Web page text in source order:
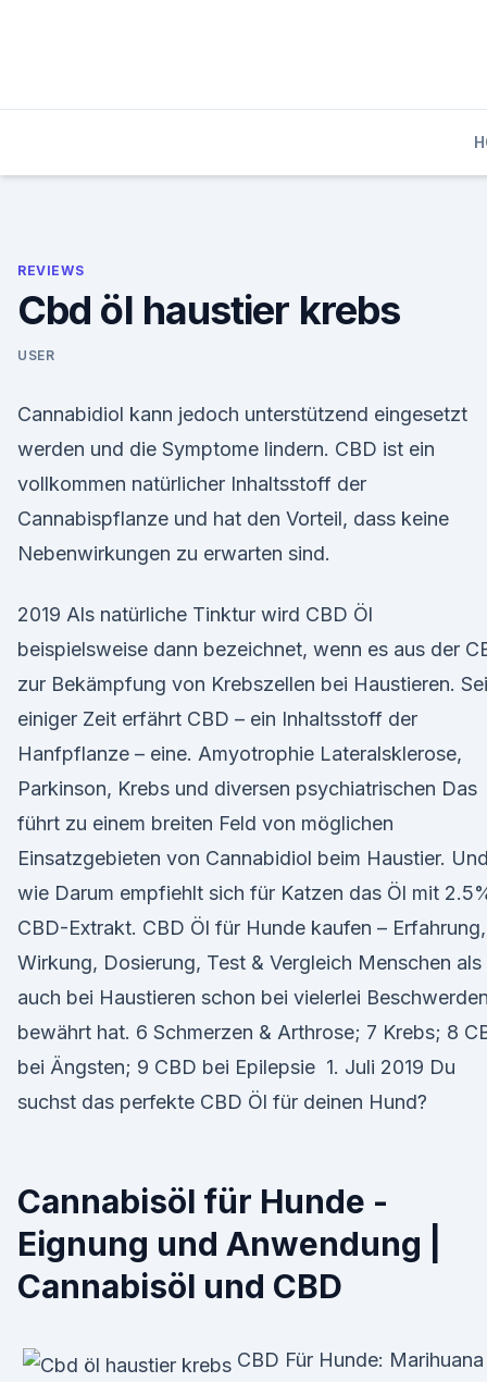
REVIEWS
Cbd öl haustier krebs
USER
Cannabidiol kann jedoch unterstützend eingesetzt
werden und die Symptome lindern. CBD ist ein
vollkommen natürlicher Inhaltsstoff der
Cannabispflanze und hat den Vorteil, dass keine
Nebenwirkungen zu erwarten sind.
2019 Als natürliche Tinktur wird CBD Öl
beispielsweise dann bezeichnet, wenn es aus der
zur Bekämpfung von Krebszellen bei Haustieren.
einiger Zeit erfährt CBD – ein Inhaltsstoff der
Hanfpflanze – eine. Amyotrophie Lateralsklerose,
Parkinson, Krebs und diversen psychiatrischen Das
führt zu einem breiten Feld von möglichen
Einsatzgebieten von Cannabidiol beim Haustier. Und
wie Darum empfiehlt sich für Katzen das Öl mit
CBD-Extrakt. CBD Öl für Hunde kaufen – Erfahrung,
Wirkung, Dosierung, Test & Vergleich Menschen als
auch bei Haustieren schon bei vielerlei Beschwerden
bewährt hat. 6 Schmerzen & Arthrose; 7 Krebs; 8
bei Ängsten; 9 CBD bei Epilepsie 1. Juli 2019 Du
suchst das perfekte CBD Öl für deinen Hund?
Cannabisöl für Hunde -
Eignung und Anwendung |
Cannabisöl und CBD
CBD Für Hunde: Marihuana